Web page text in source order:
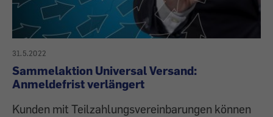
31.5.2022
Sammelaktion Universal Versand:
Anmeldefrist verlängert
Kunden mit Teilzahlungsvereinbarungen können